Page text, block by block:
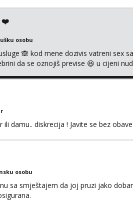
❤️
osobu
🙈 kod mene dozivis vatreni sex
da se oznojiš previse 😆 u cijeni
damu.. diskrecija ! Javite se bez
osobu
sa smještajem da joj pruzi jako